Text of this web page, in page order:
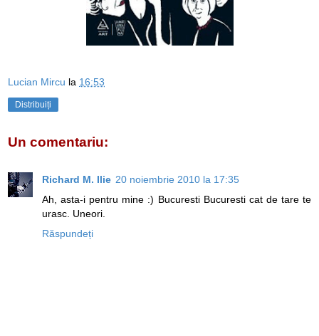
Lucian Mircu la 16:53
Distribuiți
Un comentariu:
Richard M. Ilie 20 noiembrie 2010 la 17:35
Ah, asta-i pentru mine :) Bucuresti Bucuresti cat de tare te
urasc. Uneori.
Răspundeți